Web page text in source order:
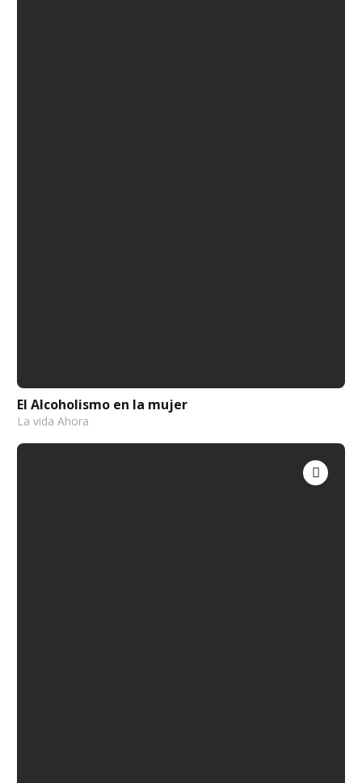
El Alcoholismo en la mujer
La vida Ahora